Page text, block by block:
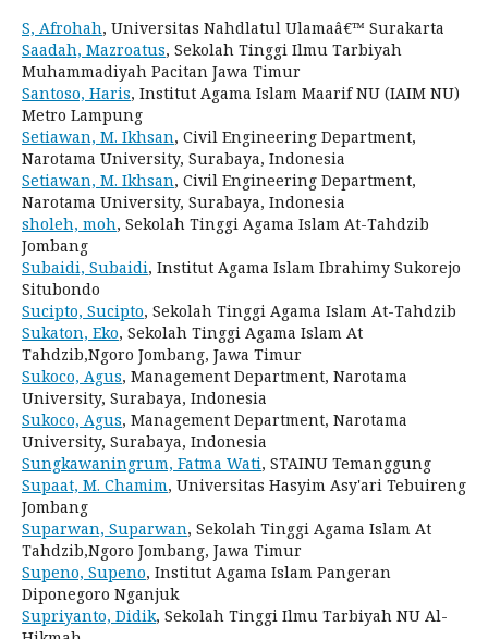
S, Afrohah, Universitas Nahdlatul Ulamaâ€™ Surakarta
Saadah, Mazroatus, Sekolah Tinggi Ilmu Tarbiyah
Muhammadiyah Pacitan Jawa Timur
Santoso, Haris, Institut Agama Islam Maarif NU (IAIM NU)
Metro Lampung
Setiawan, M. Ikhsan, Civil Engineering Department,
Narotama University, Surabaya, Indonesia
Setiawan, M. Ikhsan, Civil Engineering Department,
Narotama University, Surabaya, Indonesia
sholeh, moh, Sekolah Tinggi Agama Islam At-Tahdzib
Jombang
Subaidi, Subaidi, Institut Agama Islam Ibrahimy Sukorejo
Situbondo
Sucipto, Sucipto, Sekolah Tinggi Agama Islam At-Tahdzib
Sukaton, Eko, Sekolah Tinggi Agama Islam At
Tahdzib,Ngoro Jombang, Jawa Timur
Sukoco, Agus, Management Department, Narotama
University, Surabaya, Indonesia
Sukoco, Agus, Management Department, Narotama
University, Surabaya, Indonesia
Sungkawaningrum, Fatma Wati, STAINU Temanggung
Supaat, M. Chamim, Universitas Hasyim Asy'ari Tebuireng
Jombang
Suparwan, Suparwan, Sekolah Tinggi Agama Islam At
Tahdzib,Ngoro Jombang, Jawa Timur
Supeno, Supeno, Institut Agama Islam Pangeran
Diponegoro Nganjuk
Supriyanto, Didik, Sekolah Tinggi Ilmu Tarbiyah NU Al-